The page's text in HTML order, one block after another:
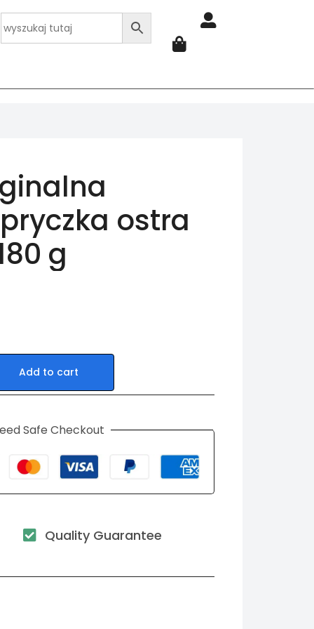
ostra
g
Add to cart
Safe Checkout
Quality Guarantee